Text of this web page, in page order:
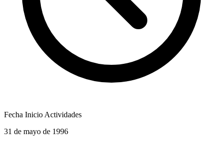
Fecha Inicio Actividades
31 de mayo de 1996